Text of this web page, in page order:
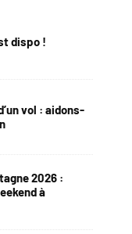
dispo !
vol : aidons-
2026 :
à